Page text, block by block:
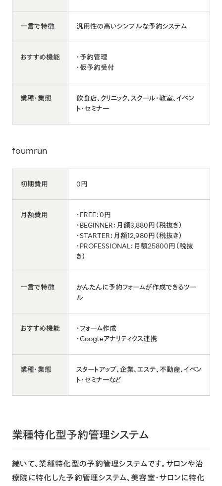
一言で特徴 汎用性の高いシンプルな予約システム
おすすめ機能
・予約管理
・仮予約受付
業種・業態
飲食店、クリニック、スクール・教室、イベン
ト・セミナー
foumrun
初期費用 0円
月額費用
・FREE：0円
・BEGINNER：月額3,880円（税抜き）
・STARTER：月額12,980円（税抜き）
・PROFESSIONAL：月額25800円（税抜
き）
一言で特徴
かんたんに予約フォームが作成できるツー
ル
おすすめ機能
・フォーム作成
・Googleアナリティクス連携
業種・業態
スタートアップ、企業、エステ、不動産、イベン
ト・セミナーなど
業種特化型予約管理システム
続いて、業種特化型の予約管理システムです。サロンや治
療院に特化した予約管理システム、美容室・サロンに特化